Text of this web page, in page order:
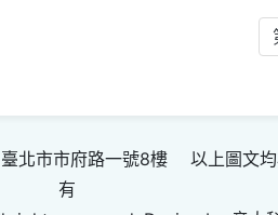
北市市府路一號8樓 以上圖文均
有